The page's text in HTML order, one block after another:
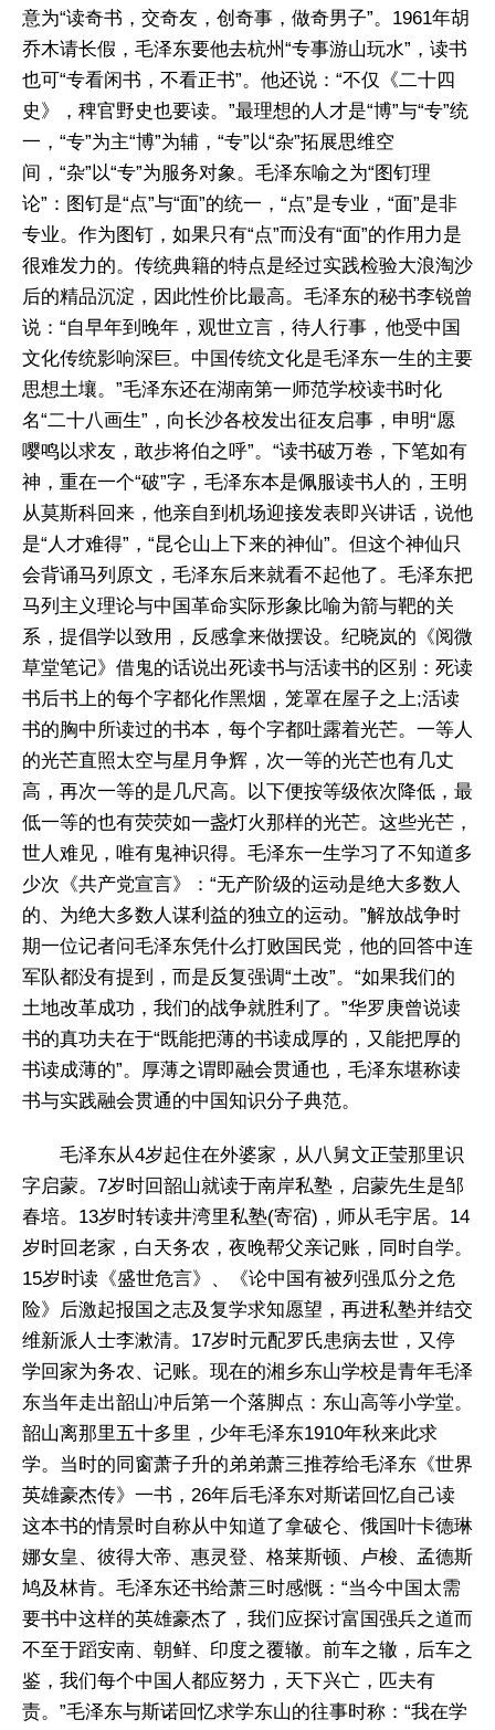
意为“读奇书，交奇友，创奇事，做奇男子”。1961年胡
乔木请长假，毛泽东要他去杭州“专事游山玩水”，读书
也可“专看闲书，不看正书”。他还说：“不仅《二十四
史》，稗官野史也要读。”最理想的人才是“博”与“专”统
一，“专”为主“博”为辅，“专”以“杂”拓展思维空
间，“杂”以“专”为服务对象。毛泽东喻之为“图钉理
论”：图钉是“点”与“面”的统一，“点”是专业，“面”是非
专业。作为图钉，如果只有“点”而没有“面”的作用力是
很难发力的。传统典籍的特点是经过实践检验大浪淘沙
后的精品沉淀，因此性价比最高。毛泽东的秘书李锐曾
说：“自早年到晚年，观世立言，待人行事，他受中国
文化传统影响深巨。中国传统文化是毛泽东一生的主要
思想土壤。”毛泽东还在湖南第一师范学校读书时化
名“二十八画生”，向长沙各校发出征友启事，申明“愿
嘤鸣以求友，敢步将伯之呼”。“读书破万卷，下笔如有
神，重在一个“破”字，毛泽东本是佩服读书人的，王明
从莫斯科回来，他亲自到机场迎接发表即兴讲话，说他
是“人才难得”，“昆仑山上下来的神仙”。但这个神仙只
会背诵马列原文，毛泽东后来就看不起他了。毛泽东把
马列主义理论与中国革命实际形象比喻为箭与靶的关
系，提倡学以致用，反感拿来做摆设。纪晓岚的《阅微
草堂笔记》借鬼的话说出死读书与活读书的区别：死读
书后书上的每个字都化作黑烟，笼罩在屋子之上;活读
书的胸中所读过的书本，每个字都吐露着光芒。一等人
的光芒直照太空与星月争辉，次一等的光芒也有几丈
高，再次一等的是几尺高。以下便按等级依次降低，最
低一等的也有荧荧如一盏灯火那样的光芒。这些光芒，
世人难见，唯有鬼神识得。毛泽东一生学习了不知道多
少次《共产党宣言》：“无产阶级的运动是绝大多数人
的、为绝大多数人谋利益的独立的运动。”解放战争时
期一位记者问毛泽东凭什么打败国民党，他的回答中连
军队都没有提到，而是反复强调“土改”。“如果我们的
土地改革成功，我们的战争就胜利了。”华罗庚曾说读
书的真功夫在于“既能把薄的书读成厚的，又能把厚的
书读成薄的”。厚薄之谓即融会贯通也，毛泽东堪称读
书与实践融会贯通的中国知识分子典范。
毛泽东从4岁起住在外婆家，从八舅文正莹那里识
字启蒙。7岁时回韶山就读于南岸私塾，启蒙先生是邹
春培。13岁时转读井湾里私塾(寄宿)，师从毛宇居。14
岁时回老家，白天务农，夜晚帮父亲记账，同时自学。
15岁时读《盛世危言》、《论中国有被列强瓜分之危
险》后激起报国之志及复学求知愿望，再进私塾并结交
维新派人士李漱清。17岁时元配罗氏患病去世，又停
学回家为务农、记账。现在的湘乡东山学校是青年毛泽
东当年走出韶山冲后第一个落脚点：东山高等小学堂。
韶山离那里五十多里，少年毛泽东1910年秋来此求
学。当时的同窗萧子升的弟弟萧三推荐给毛泽东《世界
英雄豪杰传》一书，26年后毛泽东对斯诺回忆自己读
这本书的情景时自称从中知道了拿破仑、俄国叶卡德琳
娜女皇、彼得大帝、惠灵登、格莱斯顿、卢梭、孟德斯
鸠及林肯。毛泽东还书给萧三时感慨：“当今中国太需
要书中这样的英雄豪杰了，我们应探讨富国强兵之道而
不至于蹈安南、朝鲜、印度之覆辙。前车之辙，后车之
鉴，我们每个中国人都应努力，天下兴亡，匹夫有
责。”毛泽东与斯诺回忆求学东山的往事时称：“我在学